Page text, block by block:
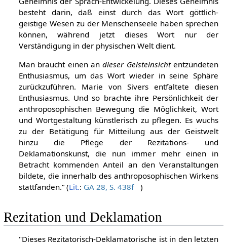
empfinden. Sie bekommt Verständnis für das
Geheimnis der Sprach-Entwickelung. Dieses Geheimnis
besteht darin, daß einst durch das Wort göttlich-
geistige Wesen zu der Menschenseele haben sprechen
können, während jetzt dieses Wort nur der
Man braucht einen andieser Geisteinsichtentzündeten
Enthusiasmus, um das Wort wieder in seine Sphäre
zurückzuführen. Marie von Sivers entfaltete diesen
Enthusiasmus. Und so brachte ihre Persönlichkeit der
anthroposophischen Bewegung die Möglichkeit, Wort
und Wortgestaltung künstlerisch zu pflegen. Es wuchs
zu der Betätigung für Mitteilung aus der Geistwelt
hinzu die Pflege der Rezitations- und
Deklamationskunst, die nun immer mehr einen in
Betracht kommenden Anteil an den Veranstaltungen
bildete, die innerhalb des anthroposophischen Wirkens
Rezitation und Deklamation